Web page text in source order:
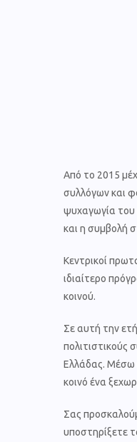
Από το 2015
συλλόγων και
ψυχαγωγία του
και η συμβολή
Κεντρικοί
ιδιαίτερο
κοινού.
Σε αυτή την
πολιτιστικούς
Ελλάδας. Μέσω
κοινό ένα
Σας
υποστηρίξετε